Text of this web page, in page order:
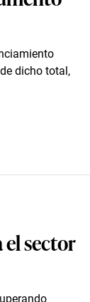
dicho total,
el sector